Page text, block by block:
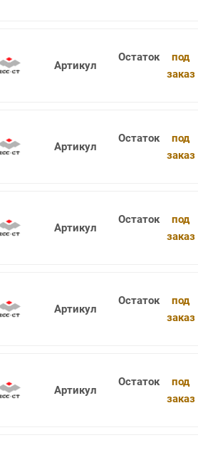
1736SU05C-0630 KDG303
под
заказ
1736SU05C-0640 KDG303
под
заказ
1736SU05C-0650 KDG303
под
заказ
1736SU05C-0660 KDG303
под
заказ
1736SU05C-0670 KDG303
под
заказ